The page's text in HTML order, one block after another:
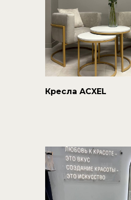
Кресла ACXEL